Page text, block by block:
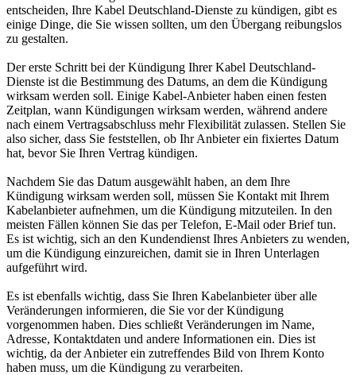
entscheiden, Ihre Kabel Deutschland-Dienste zu kündigen, gibt es
einige Dinge, die Sie wissen sollten, um den Übergang reibungslos
zu gestalten.
Der erste Schritt bei der Kündigung Ihrer Kabel Deutschland-
Dienste ist die Bestimmung des Datums, an dem die Kündigung
wirksam werden soll. Einige Kabel-Anbieter haben einen festen
Zeitplan, wann Kündigungen wirksam werden, während andere
nach einem Vertragsabschluss mehr Flexibilität zulassen. Stellen Sie
also sicher, dass Sie feststellen, ob Ihr Anbieter ein fixiertes Datum
hat, bevor Sie Ihren Vertrag kündigen.
Nachdem Sie das Datum ausgewählt haben, an dem Ihre
Kündigung wirksam werden soll, müssen Sie Kontakt mit Ihrem
Kabelanbieter aufnehmen, um die Kündigung mitzuteilen. In den
meisten Fällen können Sie das per Telefon, E-Mail oder Brief tun.
Es ist wichtig, sich an den Kundendienst Ihres Anbieters zu wenden,
um die Kündigung einzureichen, damit sie in Ihren Unterlagen
aufgeführt wird.
Es ist ebenfalls wichtig, dass Sie Ihren Kabelanbieter über alle
Veränderungen informieren, die Sie vor der Kündigung
vorgenommen haben. Dies schließt Veränderungen im Name,
Adresse, Kontaktdaten und andere Informationen ein. Dies ist
wichtig, da der Anbieter ein zutreffendes Bild von Ihrem Konto
haben muss, um die Kündigung zu verarbeiten.